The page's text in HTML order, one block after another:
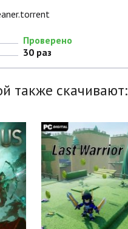
Проверено
30 раз
также скачивают: